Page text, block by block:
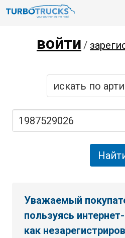
войти /
Уважаемый
пользуясь
как